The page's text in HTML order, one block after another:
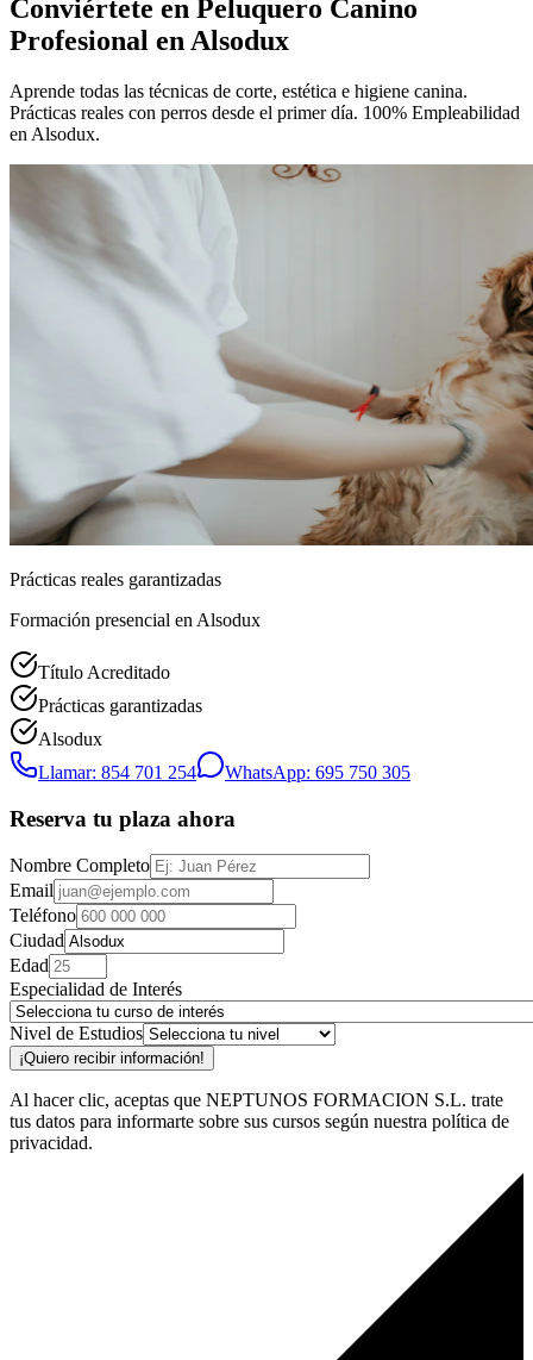
Conviértete en Peluquero Canino
Profesional en Alsodux
Aprende todas las técnicas de corte, estética e higiene canina.
Prácticas reales con perros desde el primer día. 100% Empleabilidad
en Alsodux.
Prácticas reales garantizadas
Formación presencial en Alsodux
Título Acreditado
Prácticas garantizadas
Alsodux
Llamar: 854 701 254
WhatsApp: 695 750 305
Reserva tu plaza ahora
Nombre Completo
Email
Teléfono
Ciudad
Edad
Especialidad de Interés
Nivel de Estudios
¡Quiero recibir información!
Al hacer clic, aceptas que NEPTUNOS FORMACION S.L. trate
tus datos para informarte sobre sus cursos según nuestra política de
privacidad.